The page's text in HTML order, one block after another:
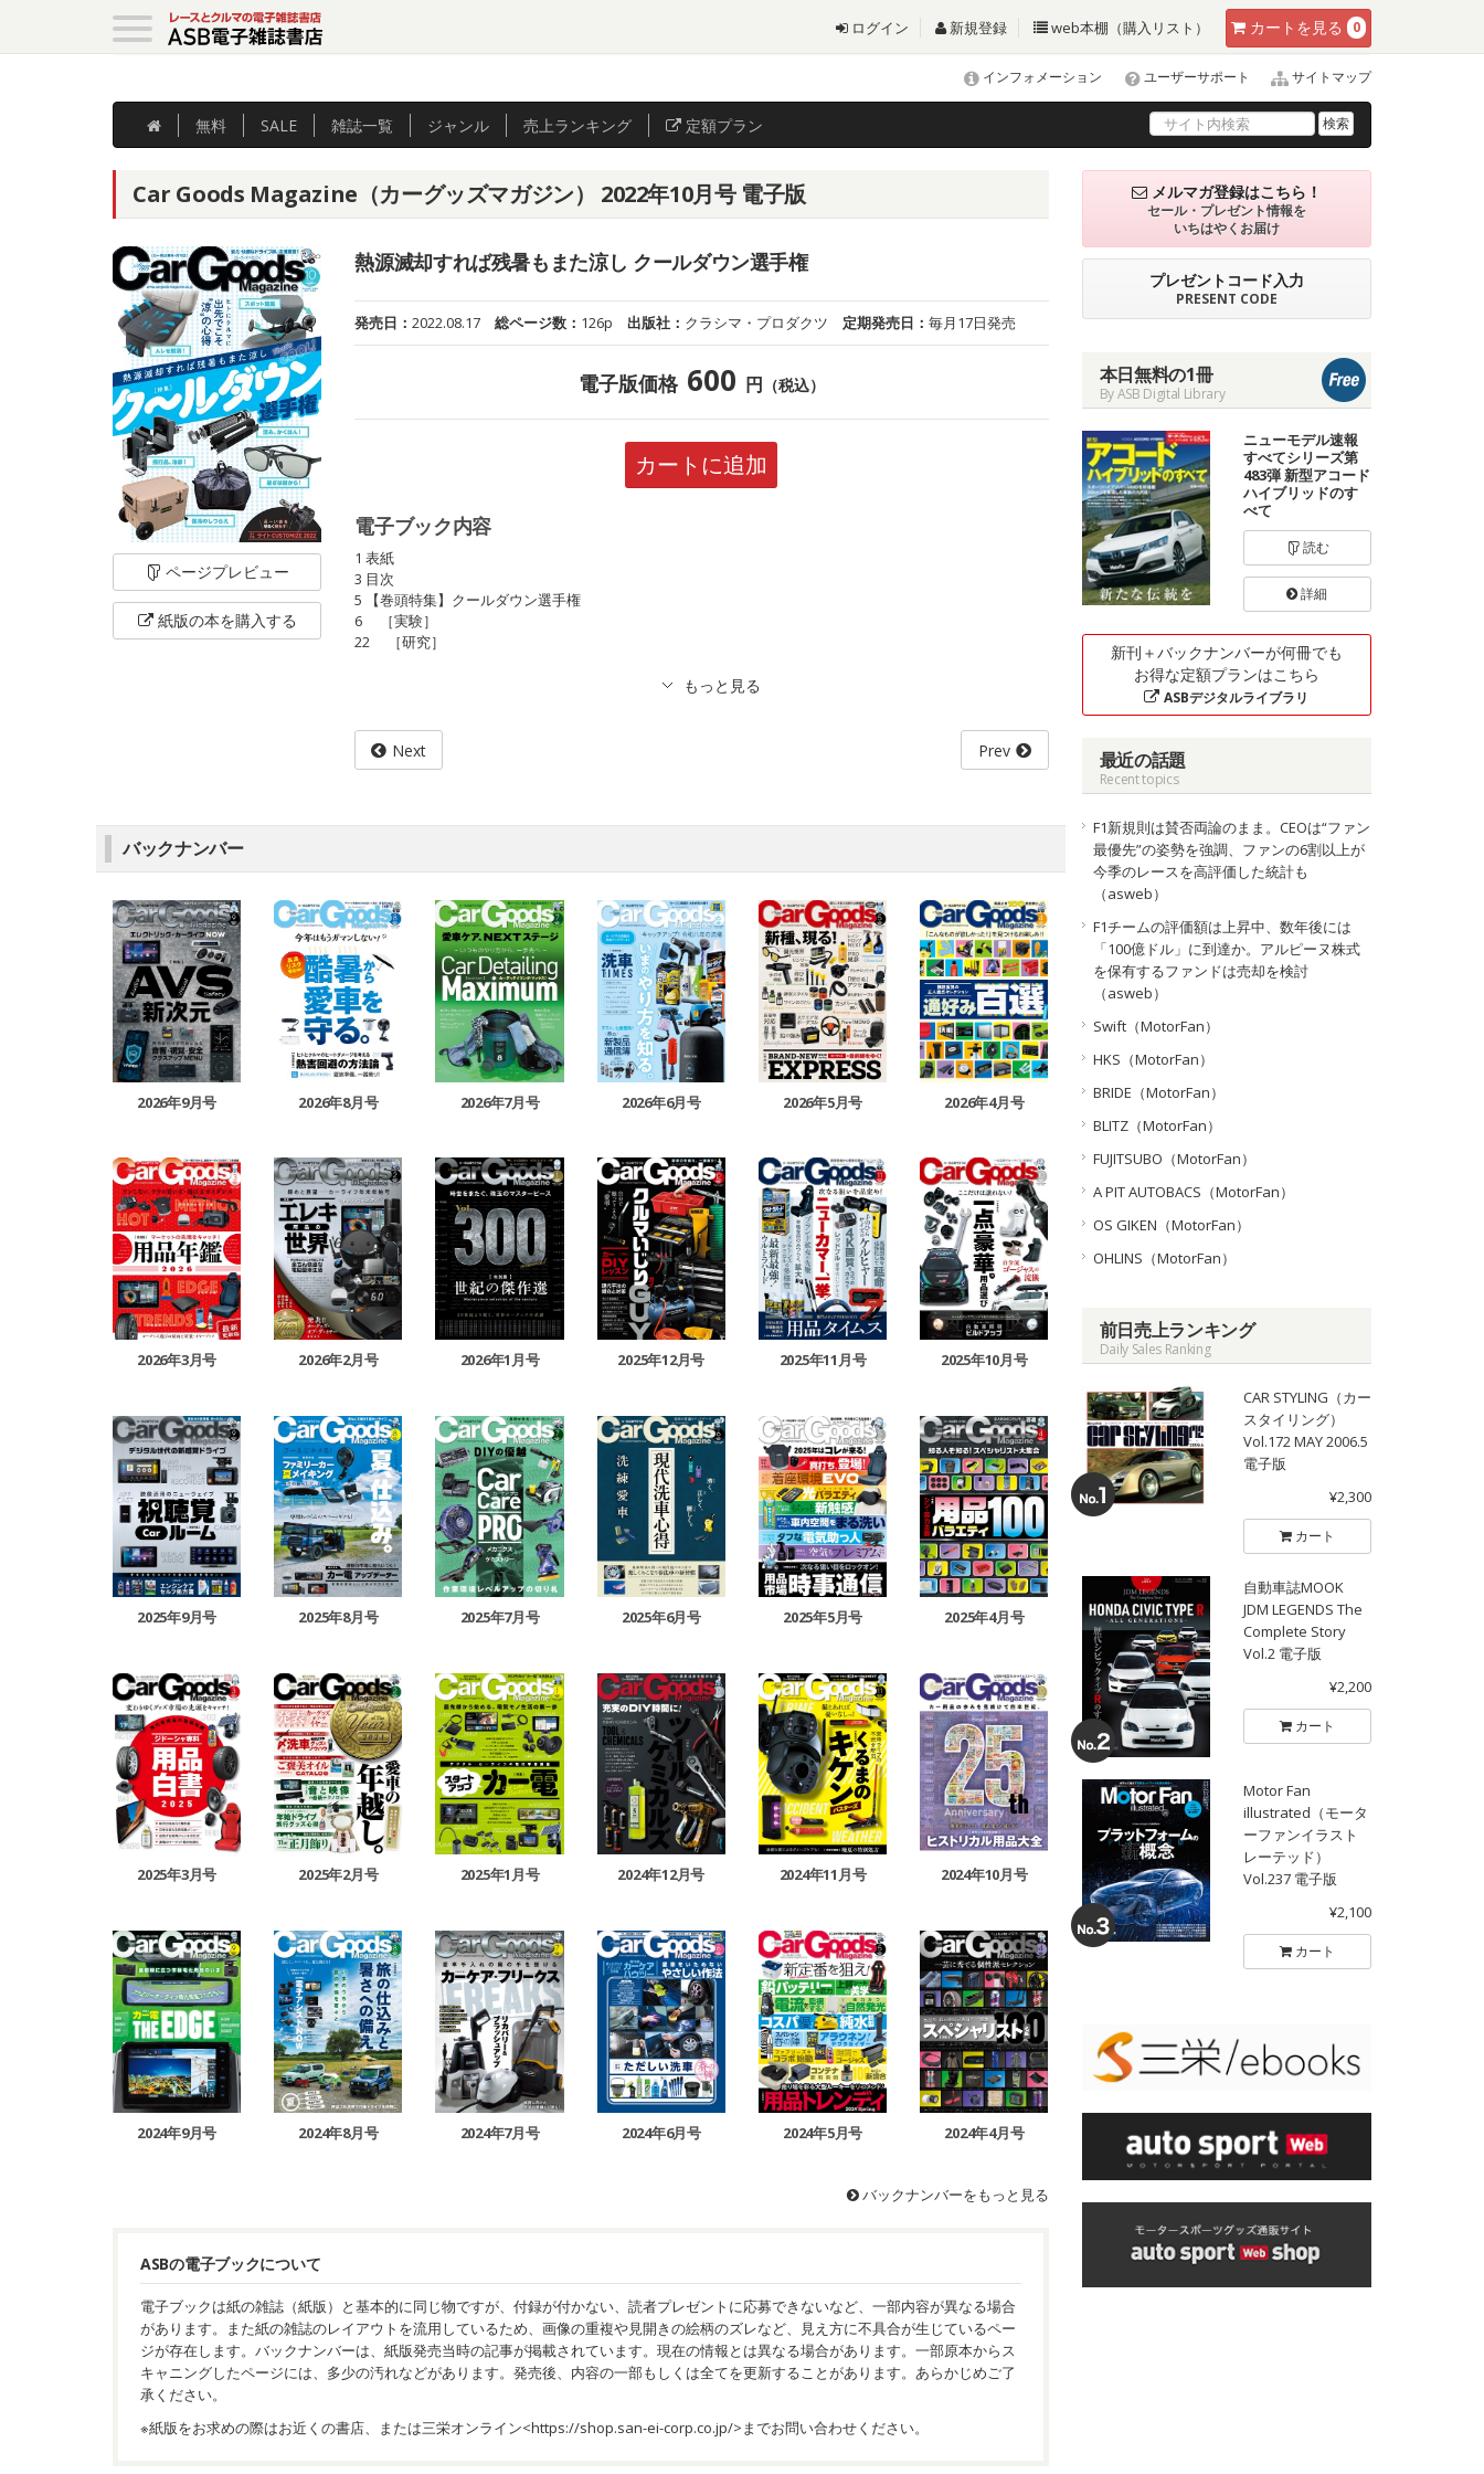
カート を見る 0
ログイン 新規登録 web本棚（購入リスト）
インフォメーション ユーザーサポート サイトマップ
無料 SALE 雑誌一覧 ジャンル 売上ランキング 定額プラン 検索
Car Goods Magazine（カーグッズマガジン） 2022年10月号 電子版
ページプレビュー
紙版の本を購入する
熱源滅却すれば残暑もまた涼し クールダウン選手権
発売日：2022.08.17 総ページ数： 126p 出版社： クラシマ・プロダクツ 定期発売日：毎月17日発売
電子版価格 600 円 （税込）
カートに追加
電子ブック内容
1 表紙
3 目次
5 【巻頭特集】クールダウン選手権
6 ［実験］
22 ［研究］
Next Prev
バックナンバー
2026年9月号 2026年8月号 2026年7月号 2026年6月号 2026年5月号 2026年4月号
2026年3月号 2026年2月号 2026年1月号 2025年12月号 2025年11月号 2025年10月号
2025年9月号 2025年8月号 2025年7月号 2025年6月号 2025年5月号 2025年4月号
2025年3月号 2025年2月号 2025年1月号 2024年12月号 2024年11月号 2024年10月号
2024年9月号 2024年8月号 2024年7月号 2024年6月号 2024年5月号 2024年4月号
バックナンバーをもっと見る
ASBの電子ブックについて
電子ブックは紙の雑誌（紙版）と基本的に同じ物ですが、付録が付かない、読者プレゼントに応募できないなど、一部内容が異なる場合
があります。また紙の雑誌のレイアウトを流用しているため、画像の重複や見開きの絵柄のズレなど、見え方に不具合が生じているペー
ジが存在します。バックナンバーは、紙版発売当時の記事が掲載されています。現在の情報とは異なる場合があります。一部原本からス
キャニングしたページには、多少の汚れなどがあります。発売後、内容の一部もしくは全てを更新することがあります。あらかじめご了
承ください。
※紙版をお求めの際はお近くの書店、または三栄オンライン<https://shop.san-ei-corp.co.jp/>までお問い合わせください。
メルマガ登録はこちら！
セール・プレゼント情報を
いちはやくお届け
プレゼントコード入力
PRESENT CODE
本日無料の1冊
By ASB Digital Library
ニューモデル速報
すべてシリーズ第
483弾 新型アコード
ハイブリッドのす
べて
読む
詳細
新刊＋バックナンバーが何冊でも
お得な定額プランはこちら
ASBデジタルライブラリ
最近の話題
Recent topics
F1新規則は賛否両論のまま。CEOは“ファン
最優先”の姿勢を強調、ファンの6割以上が
今季のレースを高評価した統計も
（asweb）
F1チームの評価額は上昇中、数年後には
「100億ドル」に到達か。アルピーヌ株式
を保有するファンドは売却を検討
（asweb）
Swift（MotorFan）
HKS（MotorFan）
BRIDE（MotorFan）
BLITZ（MotorFan）
FUJITSUBO（MotorFan）
A PIT AUTOBACS（MotorFan）
OS GIKEN（MotorFan）
OHLINS（MotorFan）
前日売上ランキング
Daily Sales Ranking
CAR STYLING（カー
スタイリング）
Vol.172 MAY 2006.5
電子版
¥2,300
カート
自動車誌MOOK
JDM LEGENDS The
Complete Story
Vol.2 電子版
¥2,200
カート
Motor Fan
illustrated（モータ
ーファンイラスト
レーテッド）
Vol.237 電子版
¥2,100
カート